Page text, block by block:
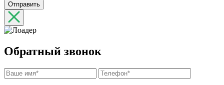
Отправить
Обратный звонок